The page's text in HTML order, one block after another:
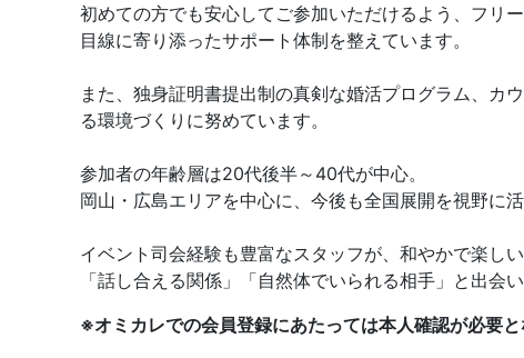
初めての方でも安心してご参加いただけるよう、フリ
目線に寄り添ったサポート体制を整えています。
また、独身証明書提出制の真剣な婚活プログラム、カ
る環境づくりに努めています。
参加者の年齢層は20代後半～40代が中心。
岡山・広島エリアを中心に、今後も全国展開を視野に
イベント司会経験も豊富なスタッフが、和やかで楽し
「話し合える関係」「自然体でいられる相手」と出会
※オミカレでの会員登録にあたっては本人確認が必要と